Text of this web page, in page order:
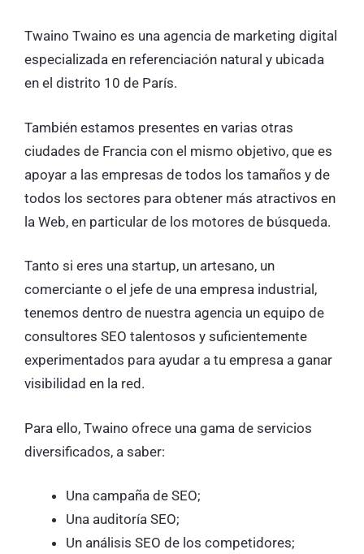
Twaino Twaino es una agencia de marketing digital
especializada en referenciación natural y ubicada
en el distrito 10 de París.
También estamos presentes en varias otras
ciudades de Francia con el mismo objetivo, que es
apoyar a las empresas de todos los tamaños y de
todos los sectores para obtener más atractivos en
la Web, en particular de los motores de búsqueda.
Tanto si eres una startup, un artesano, un
comerciante o el jefe de una empresa industrial,
tenemos dentro de nuestra agencia un equipo de
consultores SEO talentosos y suficientemente
experimentados para ayudar a tu empresa a ganar
visibilidad en la red.
Para ello, Twaino ofrece una gama de servicios
diversificados, a saber:
Una campaña de SEO;
Una auditoría SEO;
Un análisis SEO de los competidores;